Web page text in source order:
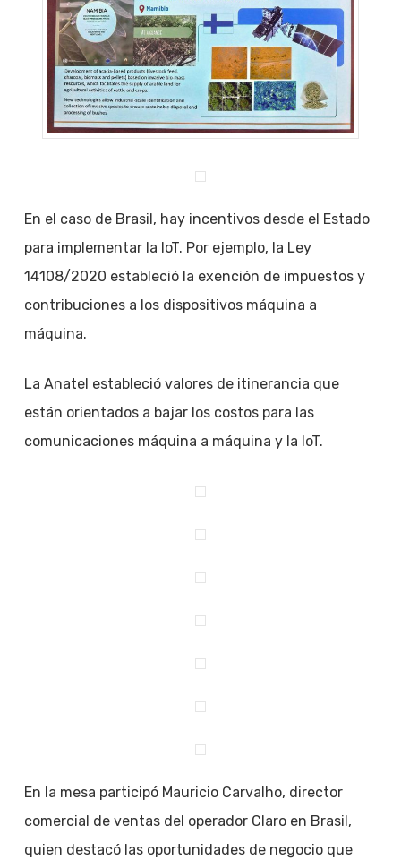
En el caso de Brasil, hay incentivos desde el Estado
para implementar la IoT. Por ejemplo, la Ley
14108/2020 estableció la exención de impuestos y
contribuciones a los dispositivos máquina a
máquina.
La Anatel estableció valores de itinerancia que
están orientados a bajar los costos para las
comunicaciones máquina a máquina y la IoT.
En la mesa participó Mauricio Carvalho, director
comercial de ventas del operador Claro en Brasil,
quien destacó las oportunidades de negocio que